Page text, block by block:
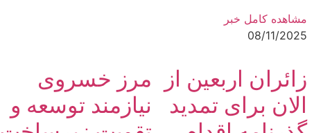
مشاهده کامل خبر
08/11/2025
زائران اربعین از
الان برای تمدید
مرز خسروی
نیازمند توسعه و